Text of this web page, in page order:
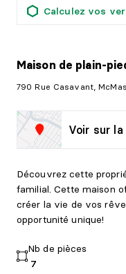
Calculez vos
Maison de plain-
790 Rue Casavant,
Voir sur
Découvrez cette
familial. Cette maison
créer la vie de vos
opportunité unique!
Nb de pièces
7